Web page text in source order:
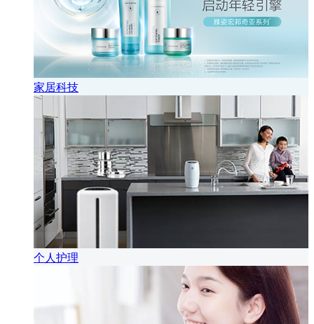
家居科技
个人护理